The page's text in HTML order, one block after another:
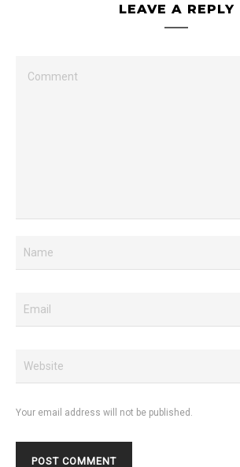
LEAVE A REPLY
Your email address will not be published.